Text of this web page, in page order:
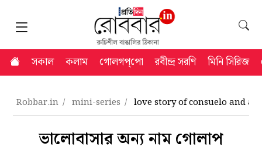
সকাল কলাম গোলগপ্‌পো রবীন্দ্র সরণি মিনি সিরিজ
Robbar.in mini-series love story of consuelo and
ভালোবাসার অন্য নাম গোলাপ